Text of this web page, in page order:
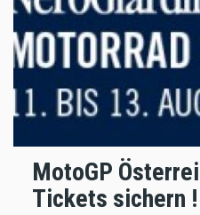
MotoGP
Tickets sichern !